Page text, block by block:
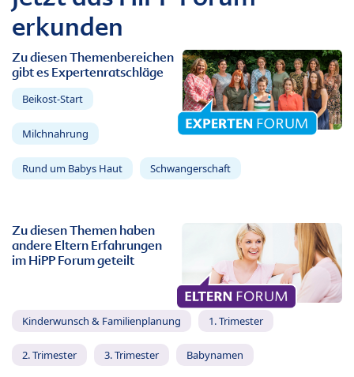
erkunden
Zu diesen Themenbereichen
gibt es Expertenratschläge
Beikost-Start
Milchnahrung
Rund um Babys Haut Schwangerschaft
Zu diesen Themen haben
andere Eltern Erfahrungen
im HiPP Forum geteilt
Kinderwunsch & Familienplanung 1. Trimester
2. Trimester 3. Trimester Babynamen